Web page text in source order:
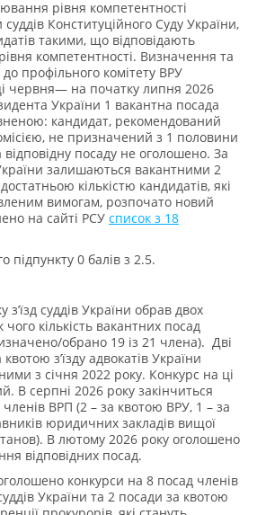
рівня компетентності
Конституційного Суду України,
такими, що відповідають
компетентності. Визначення та
профільного комітету ВРУ
червня— на початку липня 2026
України 1 вакантна посада
кандидат, рекомендований
не призначений з 1 половини
посаду не оголошено. За
України залишаються вакантними 2
кількістю кандидатів, які
вимогам, розпочато новий
на сайті РСУ список з 18
підпункту 0 балів з 2.5.
суддів України обрав двох
кількість вакантних посад
обрано 19 із 21 члена). Дві
з’їзду адвокатів України
з січня 2022 року. Конкурс на ці
В серпні 2026 року закінчиться
ВРП (2 – за квотою ВРУ, 1 – за
юридичних закладів вищої
В лютому 2026 року оголошено
відповідних посад.
конкурси на 8 посад членів
України та 2 посади за квотою